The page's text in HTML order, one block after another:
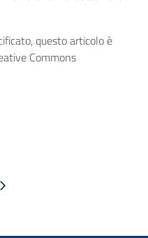
questo articolo è
Commons